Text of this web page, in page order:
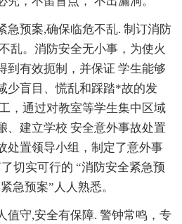
预案,确保临危不乱. 制订消防
乱。消防安全无小事，为使火
到有效扼制，并保证 学生能够
少盲目、慌乱和踩踏*故的发
，通过对教室等学生集中区域
、建立学校 安全意外事故处置
处置领导小组，制定了意外事
切实可行的 “消防安全紧急预
急预案”人人熟悉。
守,安全有保障. 警钟常鸣，专